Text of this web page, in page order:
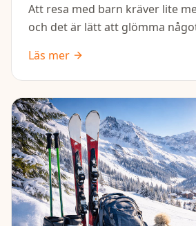
Att resa med barn kräver lite
och det är lätt att glömma
med både det praktiska och det
tryggare och smidigare för
Läs mer